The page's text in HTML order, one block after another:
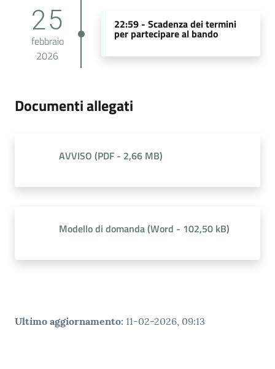
25
febbraio
2026
22:59 - Scadenza dei termini
per partecipare al bando
Documenti allegati
AVVISO (PDF - 2,66 MB)
Modello di domanda(Word - 102,50 kB)
Ultimo aggiornamento: 11-02-2026, 09:13